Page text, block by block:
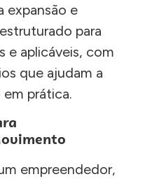
expansão e
para
e aplicáveis, com
que ajudam a
prática.
empreendedor,